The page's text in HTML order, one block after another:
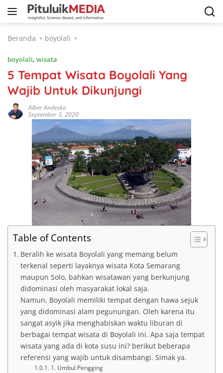
Langsung
Beranda
boyolali
boyolali, wisata
5 Tempat Wisata Boyolali Yang
Wajib Untuk Dikunjungi
Alber Andesko
September 3, 2020
Table of Contents
Beralih ke wisata Boyolali yang memang belum
terkenal seperti layaknya wisata Kota Semarang
maupun Solo, bahkan wisatawan yang berkunjung
didominasi oleh masyarakat lokal saja.
Namun, Boyolali memiliki tempat dengan hawa sejuk
yang didominasi alam pegunungan. Oleh karena itu
sangat asyik jika menghabiskan waktu liburan di
berbagai tempat wisata di Boyolali ini. Apa saja tempat
wisata yang ada di kota susu ini? berikut beberapa
referensi yang wajib untuk disambangi. Simak ya.
1. Umbul Pengging